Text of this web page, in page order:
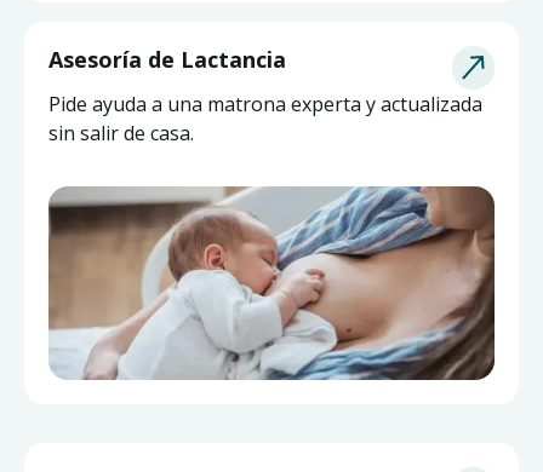
Asesoría de Lactancia
Pide ayuda a una matrona experta y actualizada
sin salir de casa.